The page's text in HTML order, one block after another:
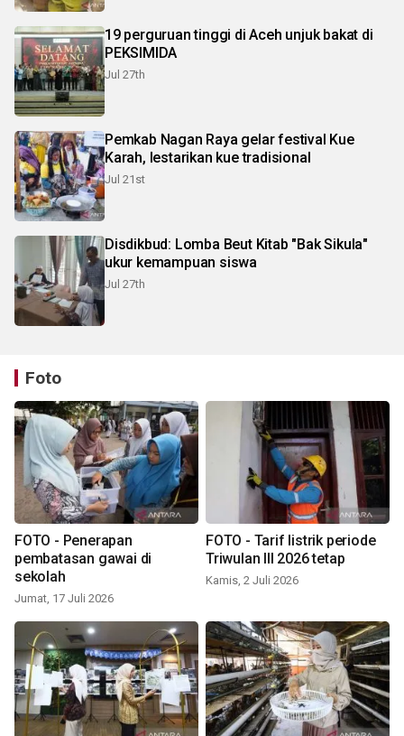
19 perguruan tinggi di Aceh unjuk bakat di
PEKSIMIDA
Jul 27th
Pemkab Nagan Raya gelar festival Kue
Karah, lestarikan kue tradisional
Jul 21st
Disdikbud: Lomba Beut Kitab "Bak Sikula"
ukur kemampuan siswa
Jul 27th
Foto
FOTO - Penerapan
pembatasan gawai di
sekolah
Jumat, 17 Juli 2026
FOTO - Tarif listrik periode
Triwulan III 2026 tetap
Kamis, 2 Juli 2026